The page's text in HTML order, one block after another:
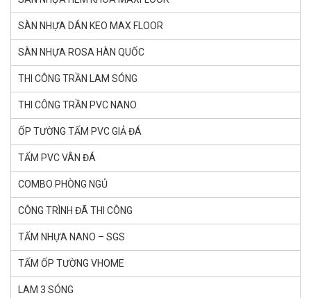
SÀN NHỰA DÁN KEO MAX FLOOR
SÀN NHỰA ROSA HÀN QUỐC
THI CÔNG TRẦN LAM SÓNG
THI CÔNG TRẦN PVC NANO
ỐP TƯỜNG TẤM PVC GIẢ ĐÁ
TẤM PVC VÂN ĐÁ
COMBO PHÒNG NGỦ
CÔNG TRÌNH ĐÃ THI CÔNG
TẤM NHỰA NANO – SGS
TẤM ỐP TƯỜNG VHOME
LAM 3 SÓNG